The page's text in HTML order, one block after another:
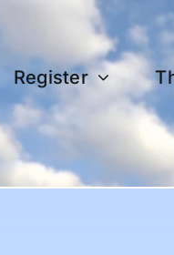
Register